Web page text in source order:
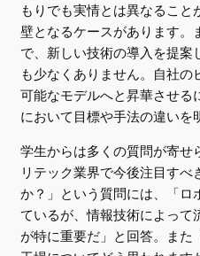
もりでも実情とは異なるこ
壁となるケースがあります。
で、新しい技術の導入を提案
も少なくありません。自社
可能なモデルへと昇華させる
において目標や手法の違いを
学生からは多くの質問が寄せ
リテック業界で今後注目すべ
か？」という質問には、「ロ
ているが、情報技術によって
が特に重要だ」と回答。また